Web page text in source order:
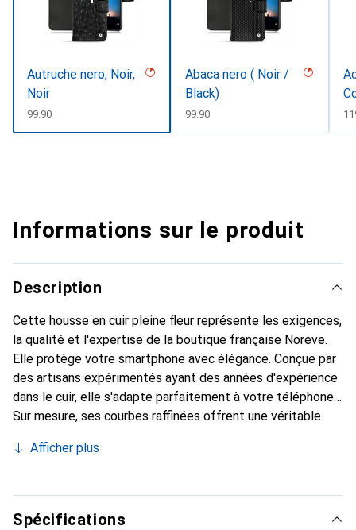
Autruche nero, Noir,
Noir
CHF
99.90
Abaca nero ( Noir /
Black)
CHF
99.90
Informations sur le produit
Description
Cette housse en cuir pleine fleur représente les exigences,
la qualité et l'expertise de la boutique française Noreve.
Elle protège votre smartphone avec élégance. Conçue par
des artisans expérimentés ayant des années d'expérience
dans le cuir, elle s'adapte parfaitement à votre téléphone.
Sur mesure, ses courbes raffinées offrent une véritable
indispensable pour votre smartphone. La marque Noreve
haute qualité et constitue un choix fiable pour une
clientèle exigeante.
Afficher plus
Spécifications